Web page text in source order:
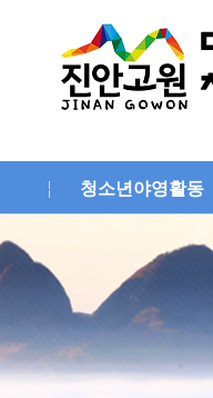
청소년야영활동